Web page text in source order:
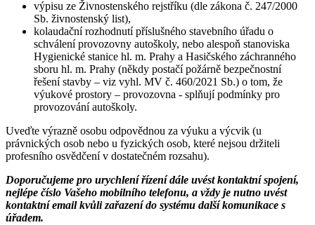
výpisu ze Živnostenského rejstříku (dle zákona č. 247/2000
Sb. živnostenský list),
kolaudační rozhodnutí příslušného stavebního úřadu o
schválení provozovny autoškoly, nebo alespoň stanoviska
Hygienické stanice hl. m. Prahy a Hasičského záchranného
sboru hl. m. Prahy (někdy postačí požárně bezpečnostní
řešení stavby – viz vyhl. MV č. 460/2021 Sb.) o tom, že
výukové prostory – provozovna - splňují podmínky pro
provozování autoškoly.
Uveďte výrazně osobu odpovědnou za výuku a výcvik (u
právnických osob nebo u fyzických osob, které nejsou držiteli
profesního osvědčení v dostatečném rozsahu).
Doporučujeme pro urychlení řízení dále uvést kontaktní spojení,
nejlépe číslo Vašeho mobilního telefonu, a vždy je nutno uvést
kontaktní email kvůli zařazení do systému další komunikace s
úřadem.